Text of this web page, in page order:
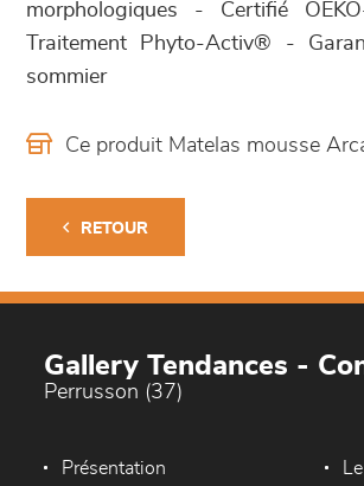
morphologiques - Certifié
Traitement Phyto-Activ® -
sommier
Ce produit Matelas mousse
RETOUR
Gallery Tendances -
Perrusson (37)
Présentation